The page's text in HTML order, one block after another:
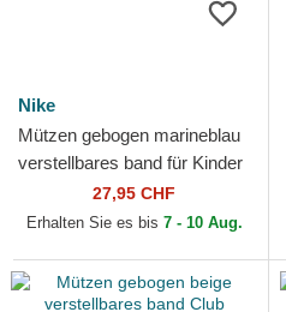
Nike
Mützen gebogen marineblau
verstellbares band für Kinder
Dri-Fit Club Structured der
Boston Red...
27,95 CHF
Erhalten Sie es bis 7 - 10 Aug.